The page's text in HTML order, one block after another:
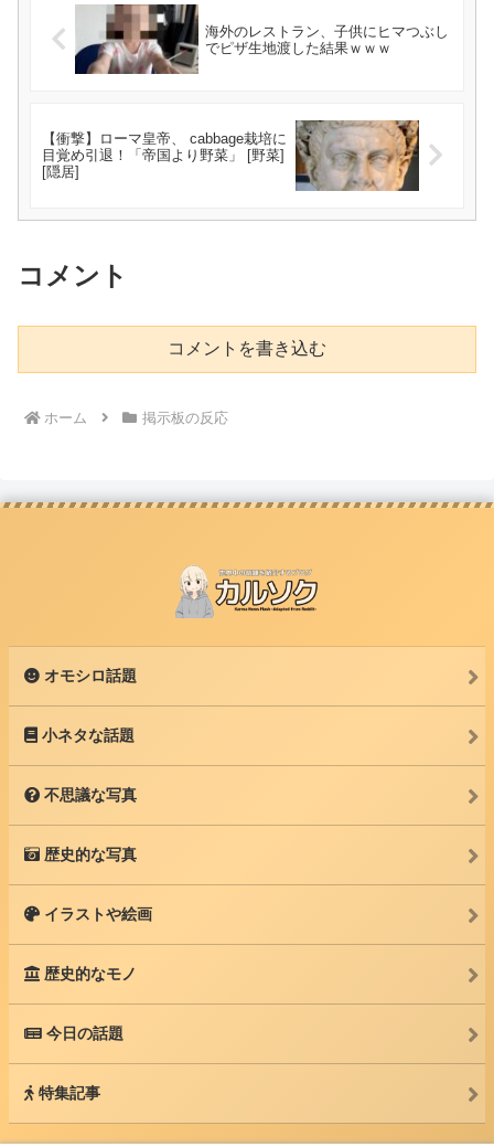
海外のレストラン、子供にヒマつぶし
でピザ生地渡した結果ｗｗｗ
【衝撃】ローマ皇帝、 cabbage栽培に
目覚め引退！「帝国より野菜」 [野菜]
[隠居]
コメント
コメントを書き込む
ホーム 掲示板の反応
オモシロ話題
小ネタな話題
不思議な写真
歴史的な写真
イラストや絵画
歴史的なモノ
今日の話題
特集記事